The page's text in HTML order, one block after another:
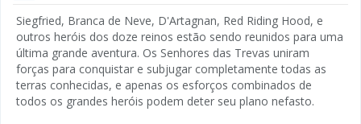
Siegfried, Branca de Neve, D'Artagnan, Red Riding Hood, e
outros heróis dos doze reinos estão sendo reunidos para uma
última grande aventura. Os Senhores das Trevas uniram
forças para conquistar e subjugar completamente todas as
terras conhecidas, e apenas os esforços combinados de
todos os grandes heróis podem deter seu plano nefasto.